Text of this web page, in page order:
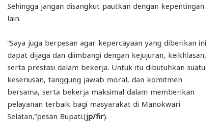
Sehingga jangan disangkut pautkan dengan kepentingan
lain.
“Saya juga berpesan agar kepercayaan yang diberikan ini
dapat dijaga dan diimbangi dengan kejujuran, keikhlasan,
serta prestasi dalam bekerja. Untuk itu dibutuhkan suatu
keseriusan, tanggung jawab moral, dan komitmen
bersama, serta bekerja maksimal dalam memberikan
pelayanan terbaik bagi masyarakat di Manokwari
Selatan,”pesan Bupati.(jp/fir).